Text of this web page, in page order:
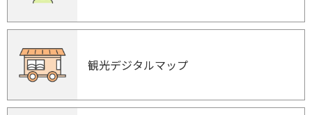
観光デジタルマップ